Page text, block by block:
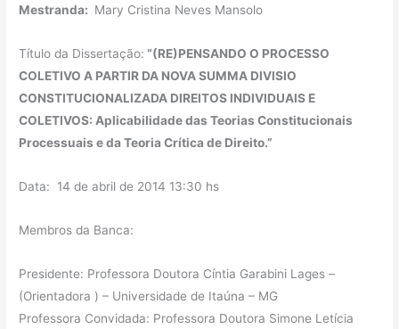
Mestranda: Mary Cristina Neves Mansolo
Título da Dissertação: “(RE)PENSANDO O PROCESSO
COLETIVO A PARTIR DA NOVA SUMMA DIVISIO
CONSTITUCIONALIZADA DIREITOS INDIVIDUAIS E
COLETIVOS: Aplicabilidade das Teorias Constitucionais
Processuais e da Teoria Crítica de Direito.”
Data: 14 de abril de 2014 13:30 hs
Membros da Banca:
Presidente: Professora Doutora Cíntia Garabini Lages –
(Orientadora ) – Universidade de Itaúna – MG
Professora Convidada: Professora Doutora Simone Letícia